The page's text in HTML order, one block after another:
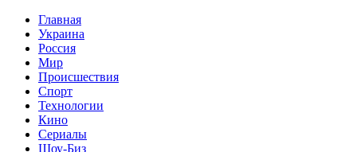
Главная
Украина
Россия
Мир
Происшествия
Спорт
Технологии
Кино
Сериалы
Шоу-Биз